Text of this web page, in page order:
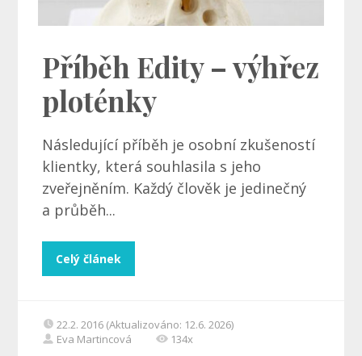
Příběh Edity – výhřez
ploténky
Následující příběh je osobní zkušeností
klientky, která souhlasila s jeho
zveřejněním. Každý člověk je jedinečný
a průběh...
Celý článek
22.2. 2016 (Aktualizováno: 12.6. 2026)
Eva Martincová
134x